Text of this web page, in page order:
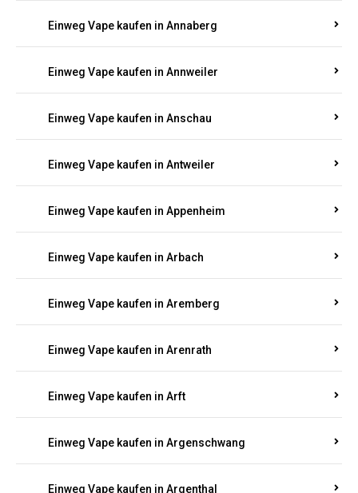
Einweg Vape kaufen in Annaberg
Einweg Vape kaufen in Annweiler
Einweg Vape kaufen in Anschau
Einweg Vape kaufen in Antweiler
Einweg Vape kaufen in Appenheim
Einweg Vape kaufen in Arbach
Einweg Vape kaufen in Aremberg
Einweg Vape kaufen in Arenrath
Einweg Vape kaufen in Arft
Einweg Vape kaufen in Argenschwang
Einweg Vape kaufen in Argenthal